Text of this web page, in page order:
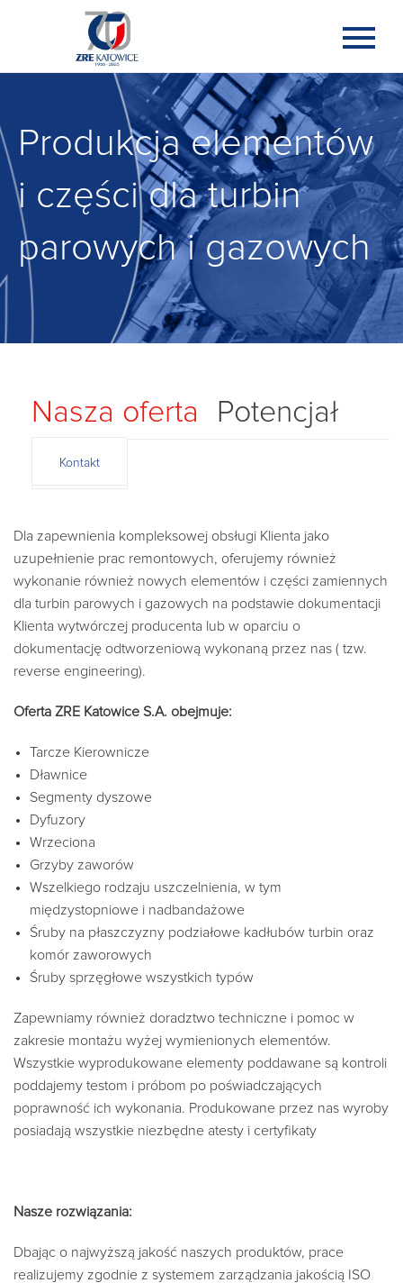
Produkcja elementów
i części dla turbin
parowych i gazowych
Nasza oferta Potencjał
Kontakt
Dla zapewnienia kompleksowej obsługi Klienta jako
uzupełnienie prac remontowych, oferujemy również
wykonanie również nowych elementów i części zamiennych
dla turbin parowych i gazowych na podstawie dokumentacji
Klienta wytwórczej producenta lub w oparciu o
dokumentację odtworzeniową wykonaną przez nas ( tzw.
reverse engineering).
Oferta ZRE Katowice S.A. obejmuje:
Tarcze Kierownicze
Dławnice
Segmenty dyszowe
Dyfuzory
Wrzeciona
Grzyby zaworów
Wszelkiego rodzaju uszczelnienia, w tym
międzystopniowe i nadbandażowe
Śruby na płaszczyzny podziałowe kadłubów turbin oraz
komór zaworowych
Śruby sprzęgłowe wszystkich typów
Zapewniamy również doradztwo techniczne i pomoc w
zakresie montażu wyżej wymienionych elementów.
Wszystkie wyprodukowane elementy poddawane są kontroli
poddajemy testom i próbom po poświadczających
poprawność ich wykonania. Produkowane przez nas wyroby
posiadają wszystkie niezbędne atesty i certyfikaty
Nasze rozwiązania:
Dbając o najwyższą jakość naszych produktów, prace
realizujemy zgodnie z systemem zarządzania jakością ISO